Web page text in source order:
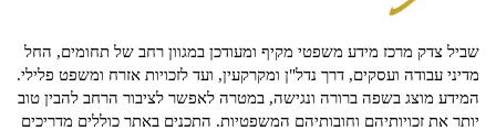
שביל צדק מרכז מידע משפטי מקיף ומעודכן במגוון רחב של תחומים, החל
מדיני עבודה ועסקים, דרך נדל"ן ומקרקעין, ועד לזכויות אזרח ומשפט פלילי.
המידע מוצג בשפה ברורה ונגישה, במטרה לאפשר לציבור הרחב להבין טוב
יותר את זכויותיהם וחובותיהם המשפטיות. התכנים באתר כוללים מדריכים